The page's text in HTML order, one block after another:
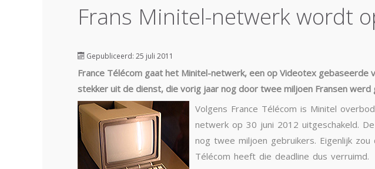
Frans Minitel-netwerk wordt
Gepubliceerd: 25 juli 2011
France Télécom gaat het Minitel-netwerk, een op Videotex
stekker uit de dienst, die vorig jaar nog door twee miljoen Fransen werd
Volgens France Télécom is Minitel
netwerk op 30 juni 2012 uitgeschakeld.
nog twee miljoen gebruikers. Eigenlijk
Télécom heeft die deadline dus verruimd.